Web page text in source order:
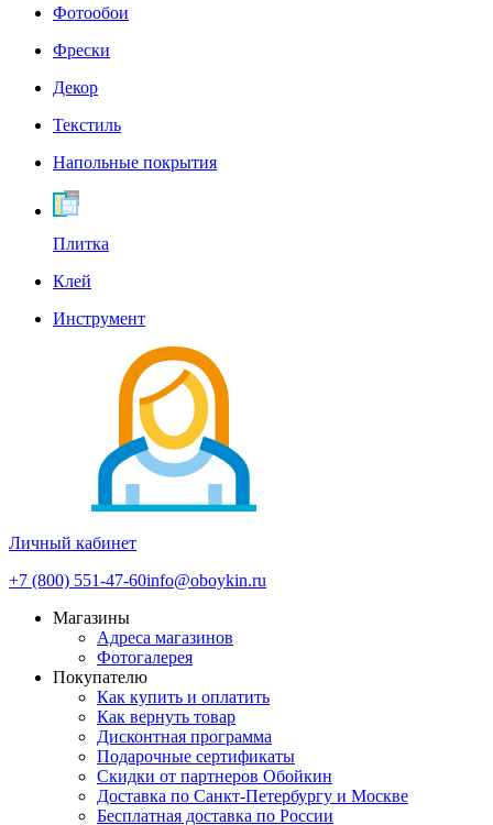
Фотообои
Фрески
Декор
Текстиль
Напольные покрытия
Плитка
Клей
Инструмент
Личный кабинет
+7 (800) 551-47-60info@oboykin.ru
Магазины
Адреса магазинов
Фотогалерея
Покупателю
Как купить и оплатить
Как вернуть товар
Дисконтная программа
Подарочные сертификаты
Скидки от партнеров Обойкин
Доставка по Санкт-Петербургу и Москве
Бесплатная доставка по России